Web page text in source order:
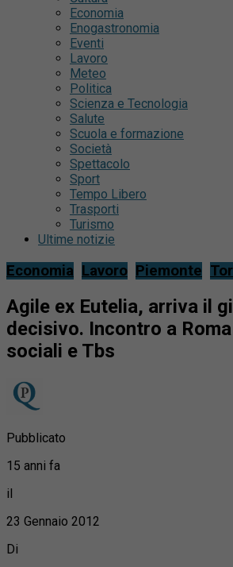
Economia
Enogastronomia
Eventi
Lavoro
Meteo
Politica
Scienza e Tecnologia
Salute
Scuola e formazione
Società
Spettacolo
Sport
Tempo Libero
Trasporti
Turismo
Ultime notizie
Economia Lavoro Piemonte
Agile ex Eutelia, arriva il
decisivo. Incontro a
sociali e Tbs
Pubblicato
15 anni fa
il
23 Gennaio 2012
Di